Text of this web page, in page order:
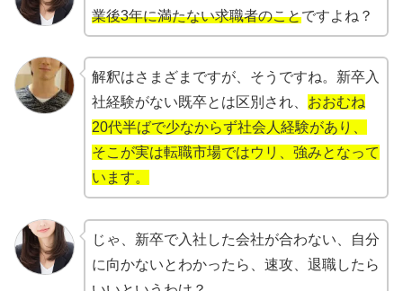
業後3年に満たない求職者のことですよね？
解釈はさまざまですが、そうですね。新卒入
社経験がない既卒とは区別され、 おおむね
20代半ばで少なからず社会人経験があり、
そこが実は転職市場ではウリ、強みとなって
います。
じゃ、新卒で入社した会社が合わない、自分
に向かないとわかったら、速攻、退職したら